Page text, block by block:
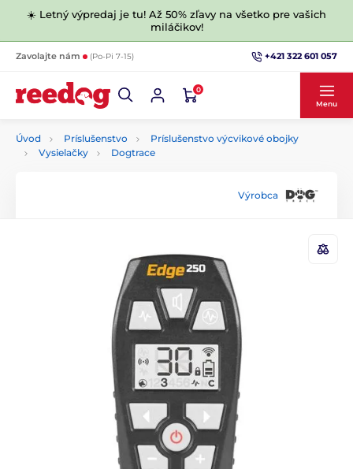
☀️ Letný výpredaj je tu! Až 50% zľavy na všetko pre vašich
miláčikov!
Zavolajte nám (Po-Pi 7-15) +421 322 601 057
0
Menu
Úvod Príslušenstvo
Príslušenstvo výcvikové obojky
Vysielačky
Dogtrace
Výrobca